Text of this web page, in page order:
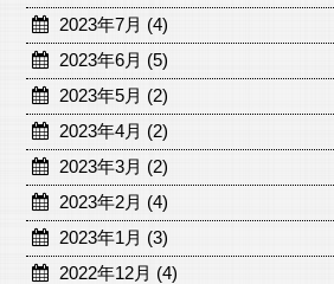
2023年7月 (4)
2023年6月 (5)
2023年5月 (2)
2023年4月 (2)
2023年3月 (2)
2023年2月 (4)
2023年1月 (3)
2022年12月 (4)